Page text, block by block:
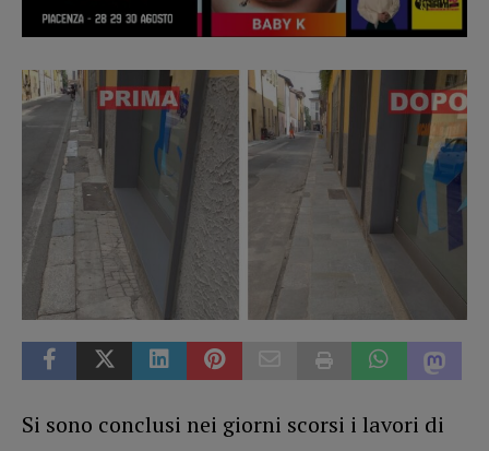
Si sono conclusi nei giorni scorsi i lavori di